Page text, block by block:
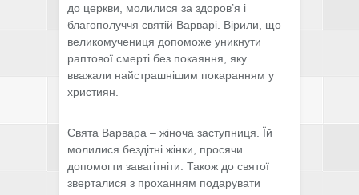
до церкви, молилися за здоров’я і
благополуччя святій Варварі. Вірили, що
великомучениця допоможе уникнути
раптової смерті без покаяння, яку
вважали найстрашнішим покаранням у
християн.
Свята Варвара – жіноча заступниця. Їй
молилися бездітні жінки, просячи
допомогти завагітніти. Також до святої
зверталися з проханням подарувати